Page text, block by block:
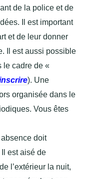
de la police et de
Il est important
et de leur donner
Il est aussi possible
le cadre de «
). Une
organisée dans le
Vous êtes
doit
est aisé de
l’extérieur la nuit,